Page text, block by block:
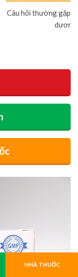
Câu hỏi thường gặp
dương
NHÀ THUỐC